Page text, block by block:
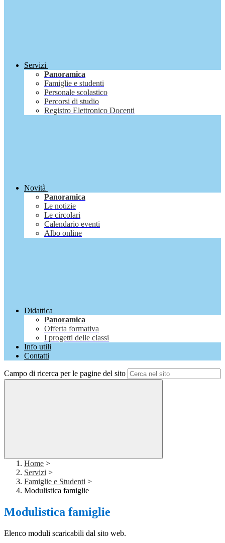
Servizi
Panoramica
Famiglie e studenti
Personale scolastico
Percorsi di studio
Registro Elettronico Docenti
Novità
Panoramica
Le notizie
Le circolari
Calendario eventi
Albo online
Didattica
Panoramica
Offerta formativa
I progetti delle classi
Info utili
Contatti
Campo di ricerca per le pagine del sito
Home >
Servizi >
Famiglie e Studenti >
Modulistica famiglie
Modulistica famiglie
Elenco moduli scaricabili dal sito web.